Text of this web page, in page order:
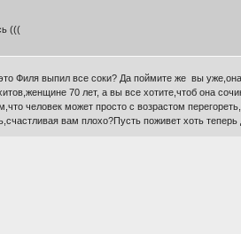
(((
Филя выпил все соки? Да поймите же вы
70 лет, а вы все хотите,чтоб она
человек может просто с возрастом
вам плохо?Пусть поживет хоть теперь